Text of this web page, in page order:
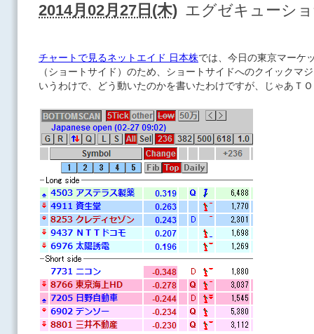
2014月02月27日(木) エグゼキューシ
チャートで見るネットエイド 日本株では、今日の東京マーケ
（ショートサイド）のため、ショートサイドへのクイックマ
いうわけで、どう動いたのかを書いたわけですが、じゃあＴ